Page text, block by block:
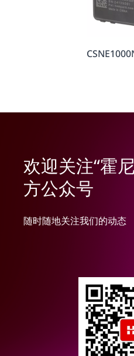
欢迎关注“霍
方公众号
随时随地关注我们的动态